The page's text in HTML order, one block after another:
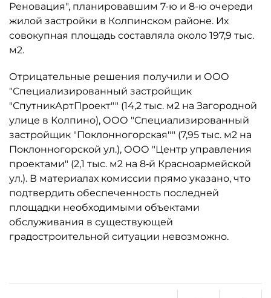
Реновация", планировавшим 7-ю и 8-ю очереди
жилой застройки в Колпинском районе. Их
совокупная площадь составляла около 197,9 тыс.
м2.
Отрицательные решения получили и ООО
"Специализированный застройщик
"СпутникАртПроект"" (14,2 тыс. м2 на Загородной
улице в Колпино), ООО "Специализированный
застройщик "Поклонногорская"" (7,95 тыс. м2 на
Поклонногорской ул.), ООО "Центр управления
проектами" (2,1 тыс. м2 на 8‑й Красноармейской
ул.). В материалах комиссии прямо указано, что
подтвердить обеспеченность последней
площадки необходимыми объектами
обслуживания в существующей
градостроительной ситуации невозможно.